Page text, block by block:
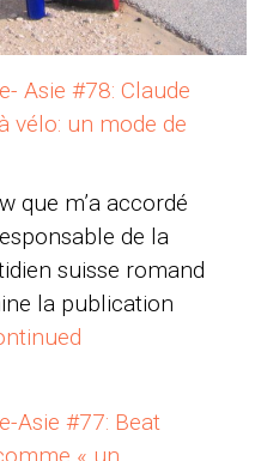
Asie #78: Claude
vélo: un mode de
que m’a accordé
de la
suisse romand
la publication
Asie #77: Beat
« un